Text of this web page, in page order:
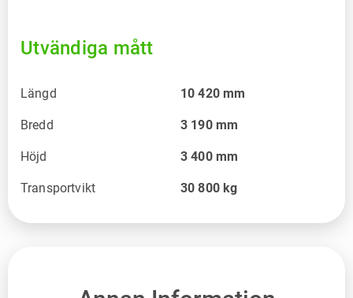
Utvändiga mått
Längd 10 420 mm
Bredd 3 190 mm
Höjd 3 400 mm
Transportvikt 30 800 kg